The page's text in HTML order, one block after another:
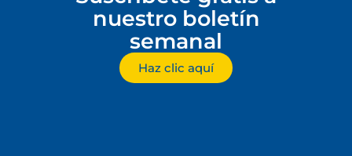
nuestro boletín
semanal
Haz clic aquí